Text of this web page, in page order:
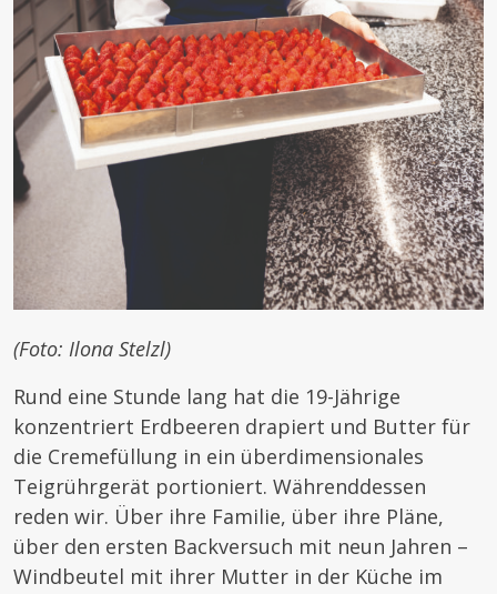
(Foto: Ilona Stelzl)
Rund eine Stunde lang hat die 19-Jährige
konzentriert Erdbeeren drapiert und Butter für
die Cremefüllung in ein überdimensionales
Teigrührgerät portioniert. Währenddessen
reden wir. Über ihre Familie, über ihre Pläne,
über den ersten Backversuch mit neun Jahren –
Windbeutel mit ihrer Mutter in der Küche im